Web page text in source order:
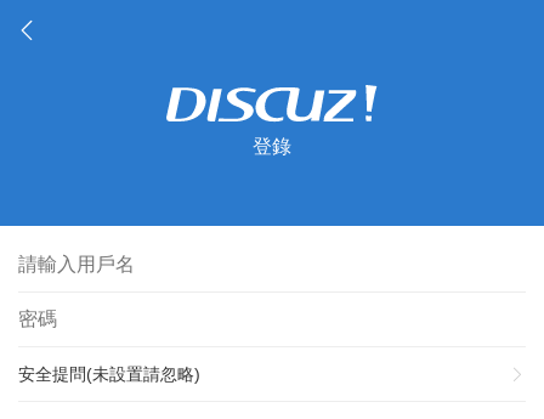
登錄
安全提問(未設置請忽略)